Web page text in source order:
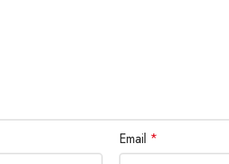
Email *